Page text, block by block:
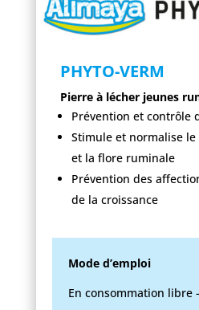
PHYTO-VERM
Pierre à lécher jeunes
Prévention et contrôle
Stimule et normalise
et la flore ruminale
Prévention des
de la croissance
Mode d’emploi
En consommation libre